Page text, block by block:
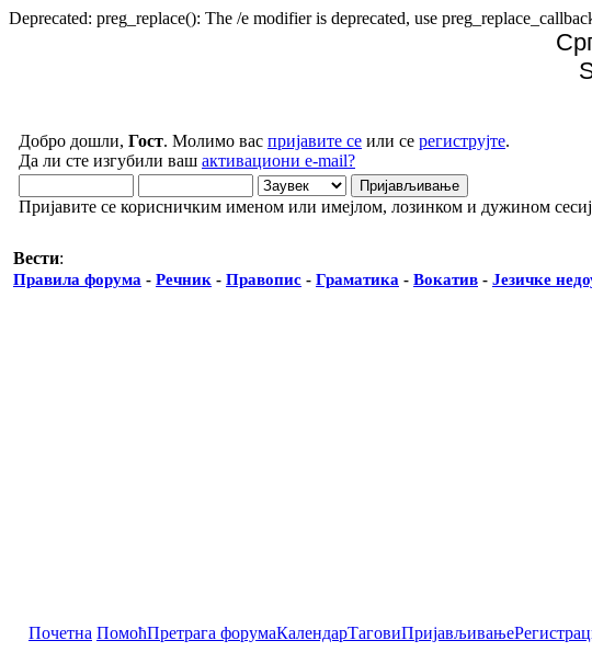
Deprecated: preg_replace(): The /e modifier is deprecated, use
Добро дошли, Гост. Молимо вас пријавите се или се региструјте.
Да ли сте изгубили ваш активациони e-mail?
Пријавите се корисничким именом или имејлом, лозинком и дужином
Вести:
Правила форума - Речник - Правопис - Граматика - Вокатив - Језичке
Почетна ПомоћПретрага форумаКалендарТаговиПријављивање